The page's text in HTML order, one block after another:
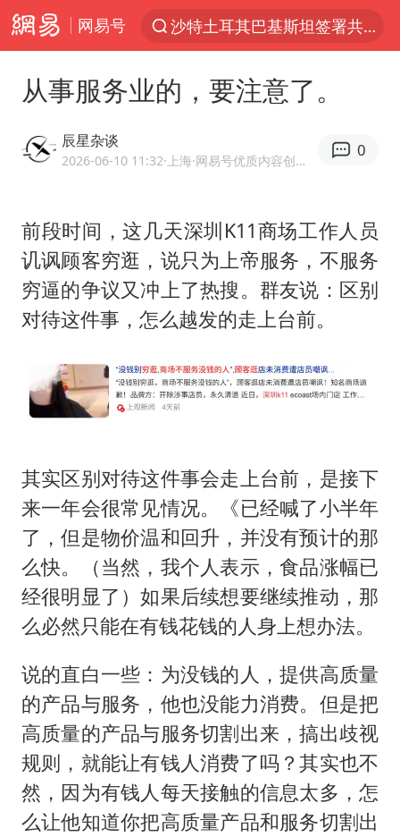
网易号
沙特土耳其巴基斯坦签署共同防务协议
中国女篮70-67险胜尼日利亚女篮
四川宜宾市高县4.9级地震致1人死亡
台风白海豚或吞并鲸鱼 登陆地点更新
胜宏科技：股票交易异常波动
出口禁令驱动有色板块大涨
U17国足点球大战淘汰河床晋级决赛
国乒男单横滨冠军赛全军覆没
38岁演员求职万岁山NPC成功
“新疆阿勒泰八月能滑雪”不实
日本试射“战斧”导弹，国防部回应
胡彦斌韩磊 谁帮谁
夯实基础开新局
从事服务业的，要注意了。
辰星杂谈
2026-06-10 11:32·上海 ·网易号优质内容创作者
0
前段时间，这几天深圳K11商场工作人员
讥讽顾客穷逛，说只为上帝服务，不服务
穷逼的争议又冲上了热搜。群友说：区别
对待这件事，怎么越发的走上台前。
其实区别对待这件事会走上台前，是接下
来一年会很常见情况。《已经喊了小半年
了，但是物价温和回升，并没有预计的那
么快。（当然，我个人表示，食品涨幅已
经很明显了）如果后续想要继续推动，那
么必然只能在有钱花钱的人身上想办法。
说的直白一些：为没钱的人，提供高质量
的产品与服务，他也没能力消费。但是把
高质量的产品与服务切割出来，搞出歧视
规则，就能让有钱人消费了吗？其实也不
然，因为有钱人每天接触的信息太多，怎
么让他知道你把高质量产品和服务切割出